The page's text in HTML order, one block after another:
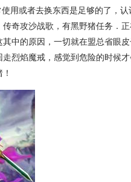
用或者去换东西是足够的了，
传奇攻沙战歌，有黑野猪任务．
其中的原因，一切就在盟总省眼
走烈焰魔戒，感觉到危险的时候